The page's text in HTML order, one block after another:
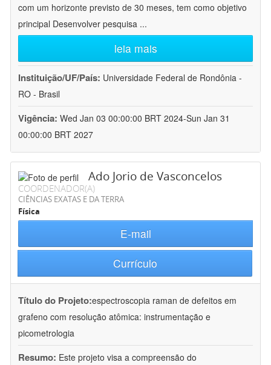
com um horizonte previsto de 30 meses, tem como objetivo
principal Desenvolver pesquisa ...
leia mais
Instituição/UF/País: Universidade Federal de Rondônia -
RO - Brasil
Vigência: Wed Jan 03 00:00:00 BRT 2024-Sun Jan 31
00:00:00 BRT 2027
Ado Jorio de Vasconcelos
COORDENADOR(A)
CIÊNCIAS EXATAS E DA TERRA
Física
E-mail
Currículo
Título do Projeto:espectroscopia raman de defeitos em
grafeno com resolução atômica: instrumentação e
picometrologia
Resumo: Este projeto visa a compreensão do